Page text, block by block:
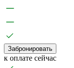
Забронировать
к оплате сейчас